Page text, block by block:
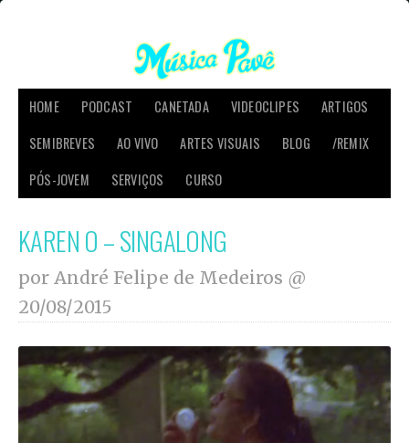
HOME PODCAST CANETADA VIDEOCLIPES
ARTIGOS
SEMIBREVES
AO VIVO ARTES VISUAIS BLOG
/REMIX
PÓS-JOVEM
SERVIÇOS CURSO
KAREN O – SINGALONG
por André Felipe de Medeiros @
20/08/2015